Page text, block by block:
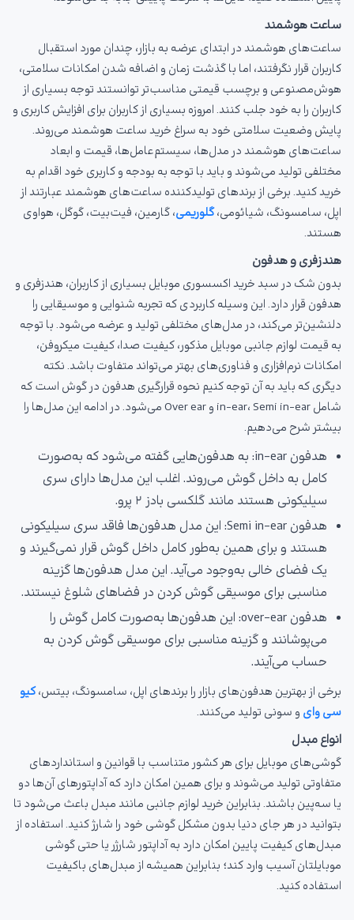
ساعت هوشمند
ساعت‌های هوشمند در ابتدای عرضه به بازار، چندان مورد استقبال
کاربران قرار نگرفتند، اما با گذشت زمان و اضافه شدن امکانات سلامتی،
هوش‌مصنوعی و برچسب قیمتی مناسب‌تر توانستند توجه بسیاری از
کاربران را به خود جلب کنند. امروزه بسیاری از کاربران برای افزایش کاربری و
پایش وضعیت سلامتی خود به سراغ خرید ساعت هوشمند می‌روند.
ساعت‌های هوشمند در مدل‌ها، سیستم‌عامل‌ها، قیمت و ابعاد
مختلفی تولید می‌شوند و باید با توجه به بودجه و کاربری خود اقدام به
خرید کنید. برخی از برندهای تولیدکننده ساعت‌های هوشمند عبارتند از
اپل، سامسونگ، شیائومی،گلوریمی، گارمین، فیت‌بیت، گوگل، هواوی
هستند.
هندزفری و هدفون
بدون شک در سبد خرید اکسسوری موبایل بسیاری از کاربران، هندزفری و
هدفون قرار دارد. این وسیله کاربردی که تجربه شنوایی و موسیقایی را
دلنشین‌تر می‌کند، در مدل‌های مختلفی تولید و عرضه می‌شود. با توجه
به قیمت لوازم جانبی موبایل مذکور، کیفیت صدا، کیفیت میکروفن،
امکانات نرم‌افزاری و فناوری‌های بهتر می‌تواند متفاوت باشد. نکته
دیگری که باید به آن توجه کنیم نحوه قرارگیری هدفون در گوش است که
شامل in-ear، Semi in-ear و Over ear می‌شود. در ادامه این مدل‌ها را
بیشتر شرح می‌دهیم.
هدفون in-ear: به هدفون‌هایی گفته می‌شود که به‌صورت
کامل به داخل گوش می‌روند. اغلب این مدل‌ها دارای سری
سیلیکونی هستند مانند گلکسی بادز ۲ پرو.
هدفون Semi in-ear: این مدل هدفون‌ها فاقد سری سیلیکونی
هستند و برای همین به‌طور کامل داخل گوش قرار نمی‌گیرند و
یک فضای خالی به‌وجود می‌آید. این مدل هدفون‌ها گزینه
مناسبی برای موسیقی گوش کردن در فضاهای شلوغ نیستند.
هدفون over-ear: این هدفون‌ها به‌صورت کامل گوش را
می‌پوشانند و گزینه مناسبی برای موسیقی گوش کردن به
حساب می‌آیند.
برخی از بهترین هدفون‌های بازار را برندهای اپل، سامسونگ، بیتس،کیو
سی وای و سونی تولید می‌کنند.
انواع مبدل
گوشی‌های موبایل برای هر کشور متناسب با قوانین و استانداردهای
متفاوتی تولید می‌شوند و برای همین امکان دارد که آداپتورهای آن‌ها دو
یا سه‌پین باشند. بنابراین خرید لوازم جانبی مانند مبدل باعث می‌شود تا
بتوانید در هر جای دنیا بدون مشکل گوشی خود را شارژ کنید. استفاده از
مبدل‌های کیفیت پایین امکان دارد به آداپتور شارژر یا حتی گوشی
موبایلتان آسیب وارد کند؛ بنابراین همیشه از مبدل‌های باکیفیت
استفاده کنید.